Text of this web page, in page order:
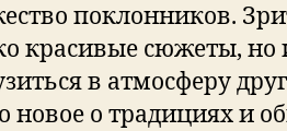
поклонников.
красивые сюжеты, но
в атмосферу
новое о традициях и